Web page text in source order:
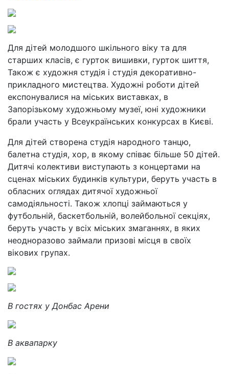
Для дітей молодшого шкільного віку та для
старших класів, є гурток вишивки, гурток шиття,
Також є художня студія і студія декоративно-
прикладного мистецтва. Художні роботи дітей
експонувалися на міських виставках, в
Запорізькому художньому музеї, юні художники
брали участь у Всеукраїнських конкурсах в Києві.
Для дітей створена студія народного танцю,
балетна студія, хор, в якому співає більше 50 дітей.
Дитячі колективи виступають з концертами на
сценах міських будинків культури, беруть участь в
обласних оглядах дитячої художньої
самодіяльності. Також хлопці займаються у
футбольній, баскетбольній, волейбольної секціях,
беруть участь у всіх міських змаганнях, в яких
неодноразово займали призові місця в своїх
вікових групах.
В гостях у Донбас Арени
В аквапарку